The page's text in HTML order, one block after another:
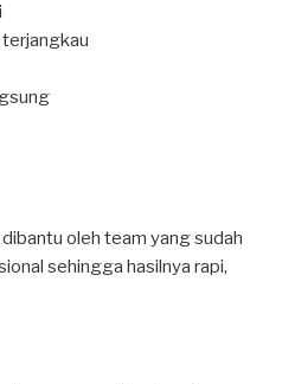
oleh team yang sudah
sehingga hasilnya rapi,